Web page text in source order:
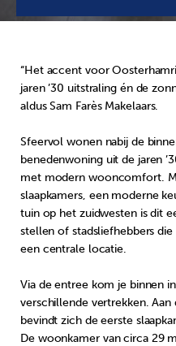
“Het accent voor
jaren ’30 uitstraling én de
aldus Sam Farès Makelaars.
Sfeervol wonen nabij de
benedenwoning uit de jaren
met modern wooncomfort.
slaapkamers, een moderne
tuin op het zuidwesten is dit
stellen of stadsliefhebbers
een centrale locatie.
Via de entree kom je binnen
verschillende vertrekken.
bevindt zich de eerste
De woonkamer van circa 29